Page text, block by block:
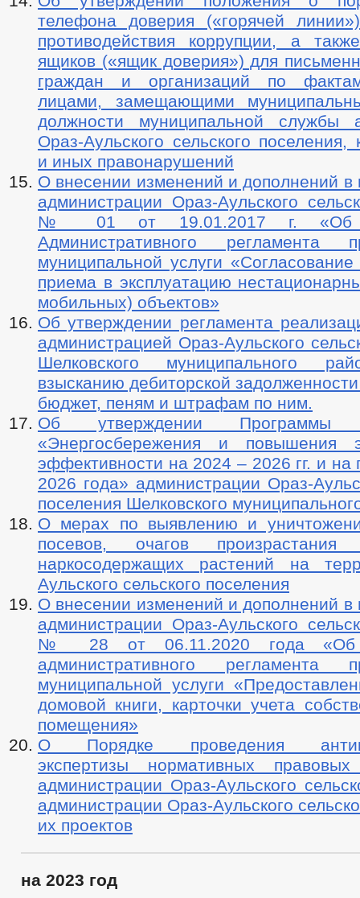
телефона доверия («горячей
противодействия коррупции, а
ящиков («ящик доверия») для
граждан и организаций по
лицами, замещающими
должности муниципальной службы
Ораз-Аульского сельского поселения,
и иных правонарушений
О внесении изменений и дополнений в
администрации Ораз-Аульского
№ 01 от 19.01.2017 г. «Об
Административного регламента
муниципальной услуги
приема в эксплуатацию
мобильных) объектов»
Об утверждении регламента
администрацией Ораз-Аульского
Шелковского муниципального
взысканию дебиторской
бюджет, пеням и штрафам по ним.
Об утверждении
«Энергосбережения и повышения
эффективности на 2024 – 2026 гг. и на
2026 года» администрации Ораз-
поселения Шелковского
О мерах по выявлению и
посевов, очагов произрастания
наркосодержащих растений на
Аульского сельского поселения
О внесении изменений и дополнений в
администрации Ораз-Аульского
№ 28 от 06.11.2020 года «Об
административного регламента
муниципальной услуги
домовой книги, карточки учета
помещения»
О Порядке проведения
экспертизы нормативных
администрации Ораз-Аульского
администрации Ораз-Аульского
их проектов
на 2023 год